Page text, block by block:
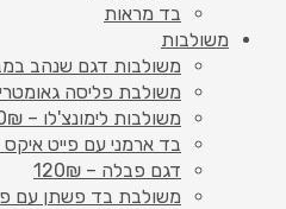
בד מראות
משולבות
משולבות דגם שנהב
משולבת פליסה גאומטרי
משולבות לימונצ'לו – 120₪
בד ארמני עם פייט איקס –
דגם פבלה – 120₪
משולבת בד פשתן עם פייט